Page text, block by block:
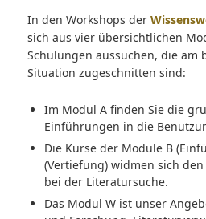
In den Workshops der
sich aus vier übersichtlichen
Schulungen aussuchen, die am
Situation zugeschnitten sind:
Im Modul A finden Sie die
Einführungen in die
Die Kurse der Module B
(Vertiefung) widmen sich
bei der Literatursuche.
Das Modul W ist unser